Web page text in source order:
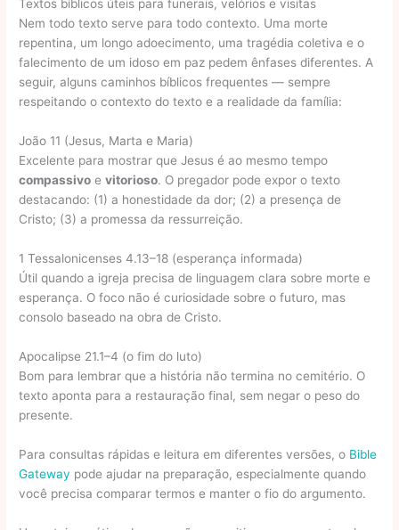
Textos bíblicos úteis para funerais, velórios e visitas
Nem todo texto serve para todo contexto. Uma morte
repentina, um longo adoecimento, uma tragédia coletiva e o
falecimento de um idoso em paz pedem ênfases diferentes. A
seguir, alguns caminhos bíblicos frequentes — sempre
respeitando o contexto do texto e a realidade da família:
João 11 (Jesus, Marta e Maria)
Excelente para mostrar que Jesus é ao mesmo tempo
compassivo evitorioso. O pregador pode expor o texto
destacando: (1) a honestidade da dor; (2) a presença de
Cristo; (3) a promessa da ressurreição.
1 Tessalonicenses 4.13–18 (esperança informada)
Útil quando a igreja precisa de linguagem clara sobre morte e
esperança. O foco não é curiosidade sobre o futuro, mas
consolo baseado na obra de Cristo.
Apocalipse 21.1–4 (o fim do luto)
Bom para lembrar que a história não termina no cemitério. O
texto aponta para a restauração final, sem negar o peso do
presente.
Para consultas rápidas e leitura em diferentes versões, o Bible
Gateway pode ajudar na preparação, especialmente quando
você precisa comparar termos e manter o fio do argumento.